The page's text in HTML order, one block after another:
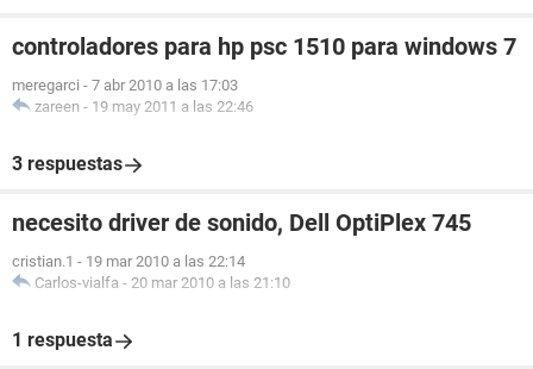
controladores para hp psc 1510 para windows 7
meregarci - 7 abr 2010 a las 17:03
zareen - 19 may 2011 a las 22:46
3 respuestas
necesito driver de sonido, Dell OptiPlex 745
cristian.1 - 19 mar 2010 a las 22:14
Carlos-vialfa - 20 mar 2010 a las 21:10
1 respuesta